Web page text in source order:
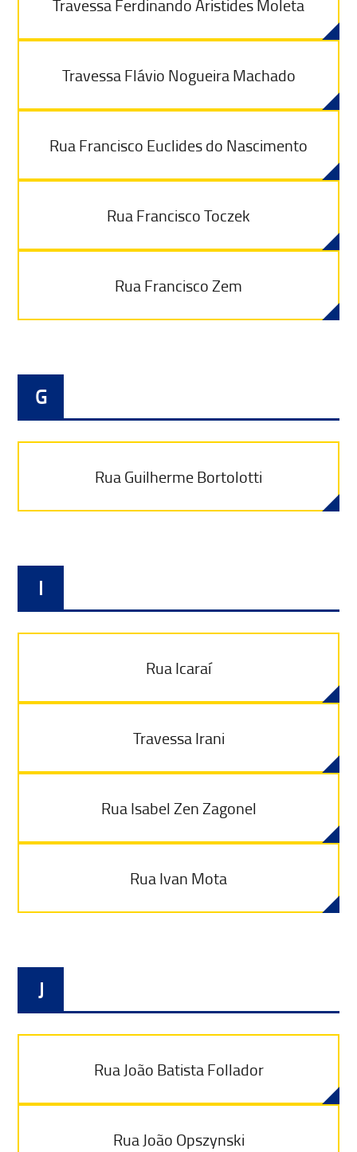
Travessa Ferdinando Aristides Moleta
Travessa Flávio Nogueira Machado
Rua Francisco Euclides do Nascimento
Rua Francisco Toczek
Rua Francisco Zem
G
Rua Guilherme Bortolotti
I
Rua Icaraí
Travessa Irani
Rua Isabel Zen Zagonel
Rua Ivan Mota
J
Rua João Batista Follador
Rua João Opszynski